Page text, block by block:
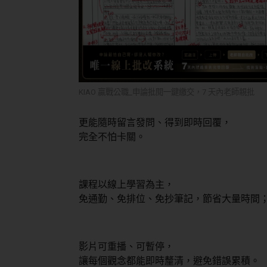
更能隨時留言發問、得到即時回覆，
完全不怕卡關。
課程以線上學習為主，
免通勤、免排位、免抄筆記，節省大量時間
影片可重播、可暫停，
讓每個觀念都能即時釐清，避免錯誤累積。